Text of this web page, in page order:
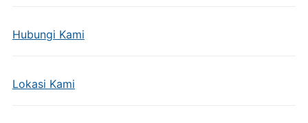
Hubungi Kami
Lokasi Kami